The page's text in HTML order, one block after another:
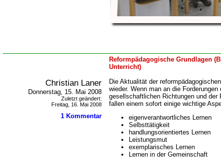
Reformpädagogische Grundlagen
Unterricht)
Christian Laner
Donnerstag, 15. Mai 2008
Zuletzt geändert:
Freitag, 16. Mai 2008
1 Kommentar
Die Aktualität der
wieder. Wenn man an die Forderungen
gesellschaftlichen Richtungen und der
fallen einem sofort einige wichtige
eigenverantwortliches Lernen
Selbsttätigkeit
handlungsorientiertes Lernen
Leistungsmut
exemplarisches Lernen
Lernen in der Gemeinschaft